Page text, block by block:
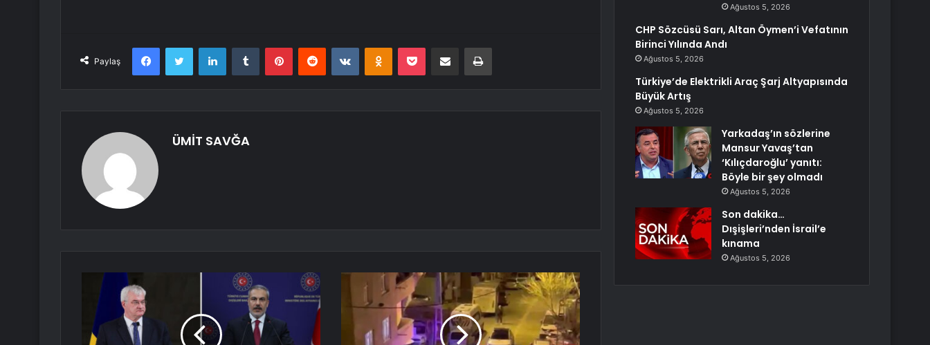
Paylaş
FacebookTwitter LinkedInTumblr PinterestReddit VKontakteOdnoklassniki
Pocket E-Posta ile paylaş Yazdır
ÜMİT SAVĞA
Ağustos 5, 2026
CHP Sözcüsü Sarı, Altan Öymen’i Vefatının
Birinci Yılında Andı
Ağustos 5, 2026
Türkiye’de Elektrikli Araç Şarj Altyapısında
Büyük Artış
Ağustos 5, 2026
Yarkadaş’ın sözlerine
Mansur Yavaş’tan
‘Kılıçdaroğlu’ yanıtı:
Böyle bir şey olmadı
Ağustos 5, 2026
Son dakika…
Dışişleri’nden İsrail’e
kınama
Ağustos 5, 2026